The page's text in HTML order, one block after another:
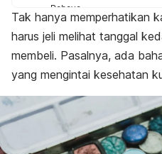
Bahaya
Tips pencegahan
Tak hanya memperhatikan
harus jeli melihat tanggal
membeli. Pasalnya, ada
yang mengintai kesehatan